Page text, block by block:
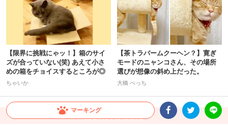
マーキング
【限界に挑戦にゃッ！】箱のサイ
ズが合っていない(笑) あえて小さ
めの箱をチョイスするところが◎
ちゃいか
【茶トラバームクーヘン？】寛ぎ
モードのニャンコさん、その場所
選びが想像の斜め上だった。
大橋 ぺっち